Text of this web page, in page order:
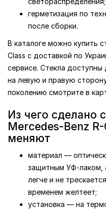
герметизация по
после сборки.
В каталоге можно купить
Class с доставкой по
сервисе. Стекла
на левую и правую
поколению смотрите в
Из чего сделано
Mercedes-Benz
меняют
материал —
защитным УФ-лаком,
легче и не
временем желтеет;
установка — на